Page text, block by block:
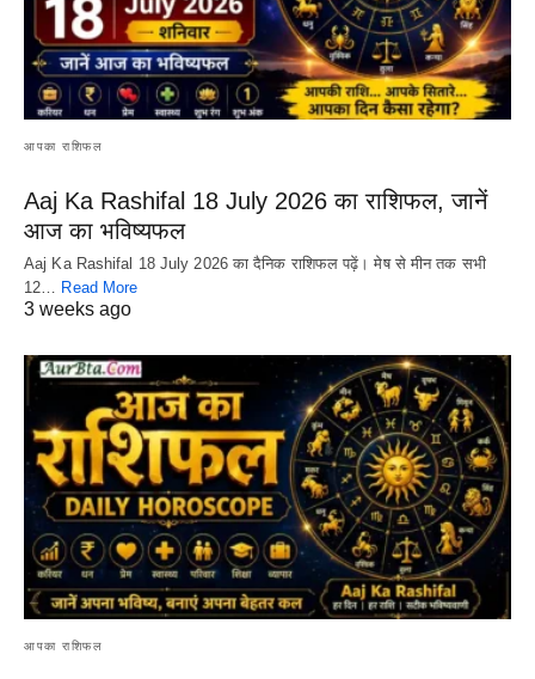
आपका राशिफल
Aaj Ka Rashifal 18 July 2026 का राशिफल, जानें
आज का भविष्यफल
Aaj Ka Rashifal 18 July 2026 का दैनिक राशिफल पढ़ें। मेष से मीन तक सभी
12… Read More
3 weeks ago
आपका राशिफल